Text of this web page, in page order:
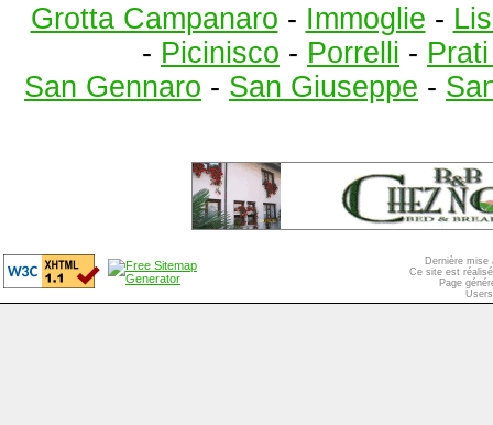
Grotta Campanaro - Immoglie -
- Picinisco - Porrelli -
San Gennaro - San Giuseppe -
Dernière mise
Ce site est
Page